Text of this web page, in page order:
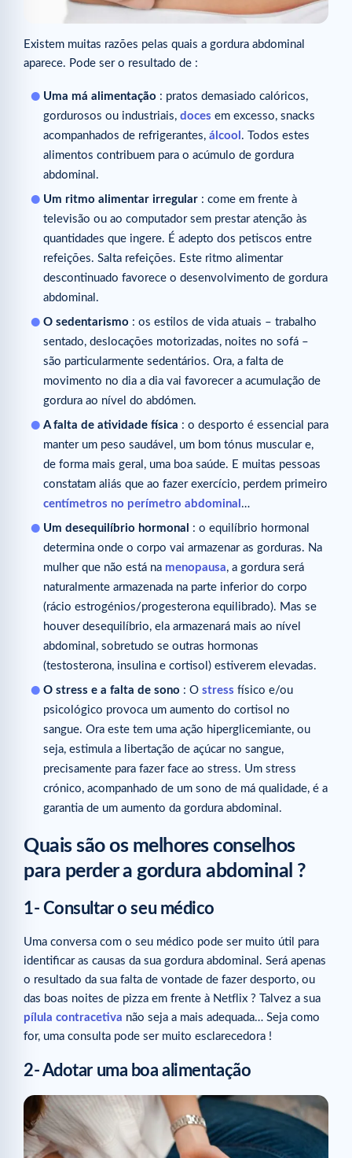
Existem muitas razões pelas quais a gordura abdominal
aparece. Pode ser o resultado de :
Uma má alimentação : pratos demasiado calóricos,
gordurosos ou industriais, doces em excesso, snacks
acompanhados de refrigerantes, álcool . Todos estes
alimentos contribuem para o acúmulo de gordura
abdominal.
Um ritmo alimentar irregular : come em frente à
televisão ou ao computador sem prestar atenção às
quantidades que ingere. É adepto dos petiscos entre
refeições. Salta refeições. Este ritmo alimentar
descontinuado favorece o desenvolvimento de gordura
abdominal.
O sedentarismo : os estilos de vida atuais – trabalho
sentado, deslocações motorizadas, noites no sofá –
são particularmente sedentários. Ora, a falta de
movimento no dia a dia vai favorecer a acumulação de
gordura ao nível do abdómen.
A falta de atividade física : o desporto é essencial para
manter um peso saudável, um bom tónus muscular e,
de forma mais geral, uma boa saúde. E muitas pessoas
constatam aliás que ao fazer exercício, perdem primeiro
centímetros no perímetro abdominal …
Um desequilíbrio hormonal
: o equilíbrio hormonal
determina onde o corpo vai armazenar as gorduras. Na
mulher que não está na menopausa, a gordura será
naturalmente armazenada na parte inferior do corpo
(rácio estrogénios/progesterona equilibrado). Mas se
houver desequilíbrio, ela armazenará mais ao nível
abdominal, sobretudo se outras hormonas
(testosterona, insulina e cortisol) estiverem elevadas.
O stress e a falta de sono : O stress físico e/ou
psicológico provoca um aumento do cortisol no
sangue. Ora este tem uma ação hiperglicemiante, ou
seja, estimula a libertação de açúcar no sangue,
precisamente para fazer face ao stress. Um stress
crónico, acompanhado de um sono de má qualidade, é a
garantia de um aumento da gordura abdominal.
Quais são os melhores conselhos
para perder a gordura abdominal ?
1- Consultar o seu médico
Uma conversa com o seu médico pode ser muito útil para
identificar as causas da sua gordura abdominal. Será apenas
o resultado da sua falta de vontade de fazer desporto, ou
das boas noites de pizza em frente à Netflix ? Talvez a sua
pílula contracetiva não seja a mais adequada… Seja como
for, uma consulta pode ser muito esclarecedora !
2- Adotar uma boa alimentação